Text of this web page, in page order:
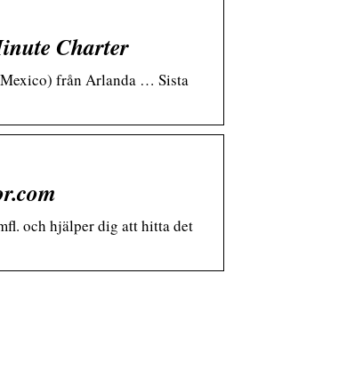
Charter
från Arlanda … Sista
och hjälper dig att hitta det